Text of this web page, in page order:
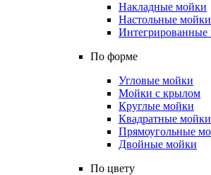
Накладные мойки
Настольные мойки
Интегрированные
По форме
Угловые мойки
Мойки с крылом
Круглые мойки
Квадратные мойки
Прямоугольные
Двойные мойки
По цвету